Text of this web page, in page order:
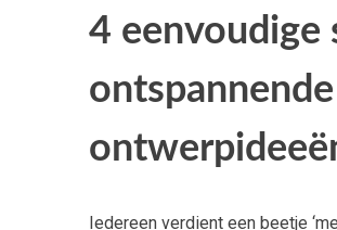
4 eenvoudige
Iedereen verdient een beetje